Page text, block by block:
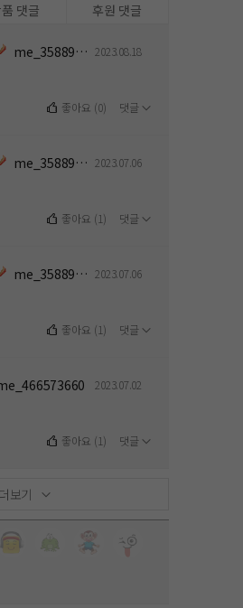
댓글 후원 댓글
me_358891154 2023.08.18
좋아요 (0) 댓글
me_358891154 2023.07.06
좋아요 (1) 댓글
me_358891154 2023.07.06
좋아요 (1) 댓글
2023.07.02
좋아요 (1) 댓글
더보기